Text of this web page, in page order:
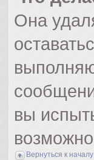
Она
вы
Вернуться к началу